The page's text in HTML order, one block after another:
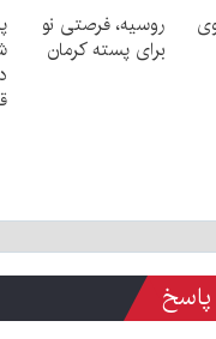
روسیه، فرصتی نو
برای پسته کرمان